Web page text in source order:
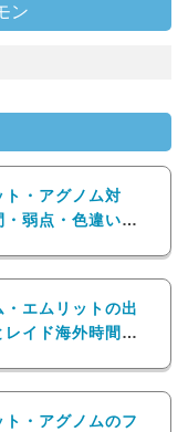
ン
・アグノム対
弱点・色違い情
エムリットの出
イド海外時間情
・アグノムのフ